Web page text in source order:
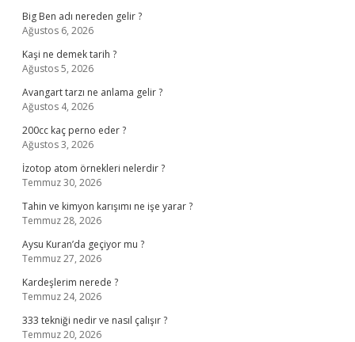
Big Ben adı nereden gelir ?
Ağustos 6, 2026
Kaşi ne demek tarih ?
Ağustos 5, 2026
Avangart tarzı ne anlama gelir ?
Ağustos 4, 2026
200cc kaç perno eder ?
Ağustos 3, 2026
İzotop atom örnekleri nelerdir ?
Temmuz 30, 2026
Tahin ve kimyon karışımı ne işe yarar ?
Temmuz 28, 2026
Aysu Kuran’da geçiyor mu ?
Temmuz 27, 2026
Kardeşlerim nerede ?
Temmuz 24, 2026
333 tekniği nedir ve nasıl çalışır ?
Temmuz 20, 2026